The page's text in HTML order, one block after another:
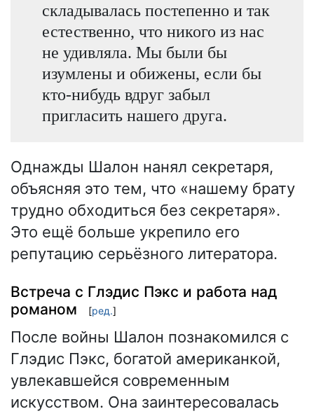
складывалась постепенно и так
естественно, что никого из нас
не удивляла. Мы были бы
изумлены и обижены, если бы
кто-нибудь вдруг забыл
пригласить нашего друга.
Однажды Шалон нанял секретаря,
объясняя это тем, что «нашему брату
трудно обходиться без секретаря».
Это ещё больше укрепило его
репутацию серьёзного литератора.
Встреча с Глэдис Пэкс и работа над
романом
[ред.]
После войны Шалон познакомился с
Глэдис Пэкс, богатой американкой,
увлекавшейся современным
искусством. Она заинтересовалась